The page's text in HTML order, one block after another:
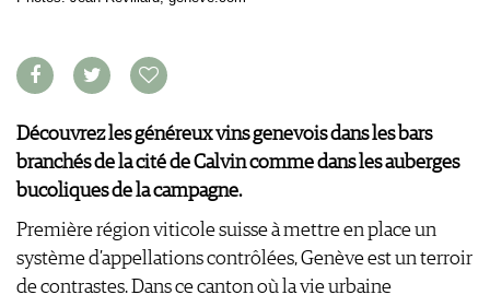
ABONNER
RECHERCHE VINS
NEWSLETTER
GUIDE DU VIGNOBLE
WINE TRADE CLUB
PUBLICITÉ
PRESSE
Découvrez les généreux vins genevois dans les bars
branchés de la cité de Calvin comme dans les auberges
bucoliques de la campagne.
Première région viticole suisse à mettre en place un
système d’appellations contrôlées, Genève est un terroir
de contrastes. Dans ce canton où la vie urbaine